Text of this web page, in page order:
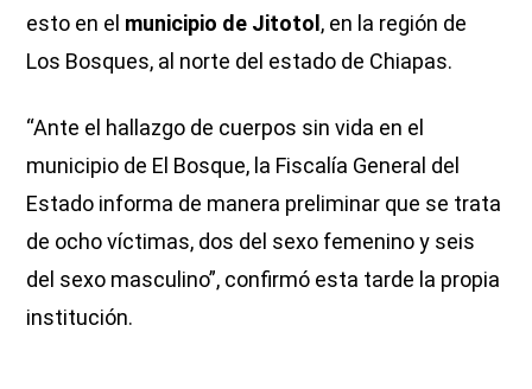
esto en el municipio de Jitotol, en la región de
Los Bosques, al norte del estado de Chiapas.
“Ante el hallazgo de cuerpos sin vida en el
municipio de El Bosque, la Fiscalía General del
Estado informa de manera preliminar que se trata
de ocho víctimas, dos del sexo femenino y seis
del sexo masculino”, confirmó esta tarde la propia
institución.